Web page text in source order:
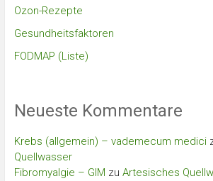
Ozon-Rezepte
Gesundheitsfaktoren
FODMAP (Liste)
Neueste Kommentare
Krebs (allgemein) – vademecum medici
Quellwasser
Fibromyalgie – GIM zu Artesisches